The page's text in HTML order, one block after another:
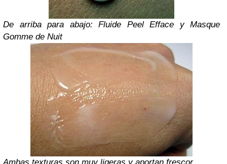
De arriba para abajo: Fluide Peel Efface y Masque
Gomme de Nuit